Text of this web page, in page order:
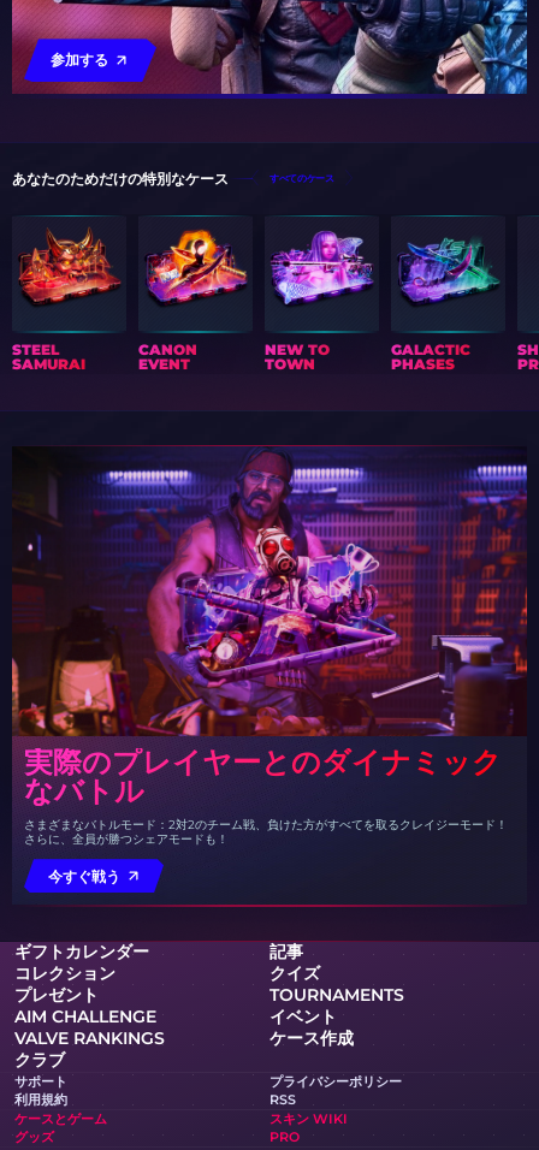
参加する
あなたのためだけの特別なケース すべてのケース
STEEL
SAMURAI
CANON
EVENT
NEW TO
TOWN
GALACTIC
PHASES
実際のプレイヤーとのダイナミック
なバトル
さまざまなバトルモード：2対2のチーム戦、負けた方がすべてを取るクレイジーモード！
さらに、全員が勝つシェアモードも！
今すぐ戦う
ギフトカレンダー
記事
コレクション
クイズ
プレゼント
TOURNAMENTS
AIM CHALLENGE
イベント
VALVE RANKINGS
ケース作成
クラブ
サポート
プライバシーポリシー
利用規約
RSS
ケースとゲーム
スキン WIKI
グッズ
PRO